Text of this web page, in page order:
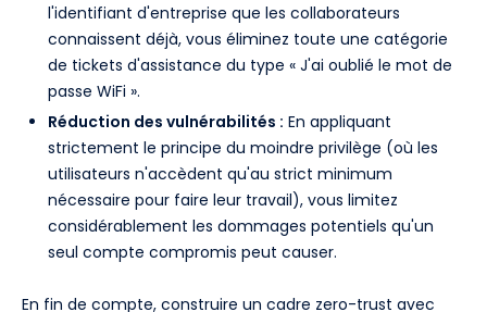
l'identifiant d'entreprise que les collaborateurs
connaissent déjà, vous éliminez toute une catégorie
de tickets d'assistance du type « J'ai oublié le mot de
passe WiFi ».
Réduction des vulnérabilités : En appliquant
strictement le principe du moindre privilège (où les
utilisateurs n'accèdent qu'au strict minimum
nécessaire pour faire leur travail), vous limitez
considérablement les dommages potentiels qu'un
seul compte compromis peut causer.
En fin de compte, construire un cadre zero-trust avec